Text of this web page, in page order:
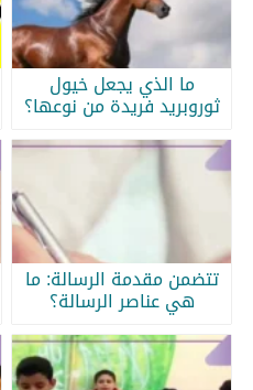
ما الذي يجعل خيول
ثوروبريد فريدة من نوعها؟
تتضمن مقدمة الرسالة: ما
هي عناصر الرسالة؟